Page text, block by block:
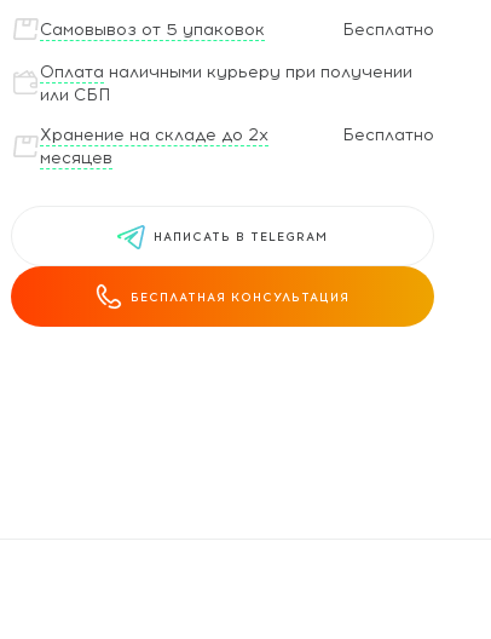
Самовывоз от 5 упаковок Бесплатно
Оплата наличными курьеру при получении
или СБП
Хранение на складе до 2х
месяцев
Бесплатно
НАПИСАТЬ В TELEGRAM
БЕСПЛАТНАЯ КОНСУЛЬТАЦИЯ